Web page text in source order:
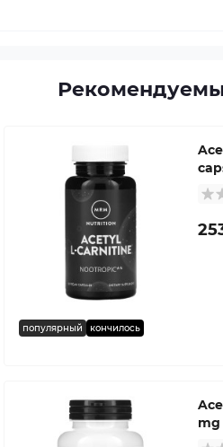
популярный кончилось
mg